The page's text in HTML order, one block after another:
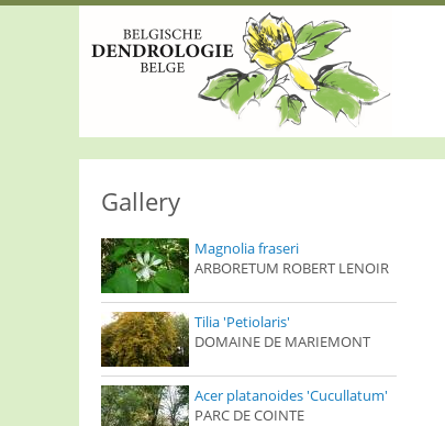
Gallery
Magnolia fraseri
ARBORETUM ROBERT LENOIR
Tilia 'Petiolaris'
DOMAINE DE MARIEMONT
Acer platanoides 'Cucullatum'
PARC DE COINTE